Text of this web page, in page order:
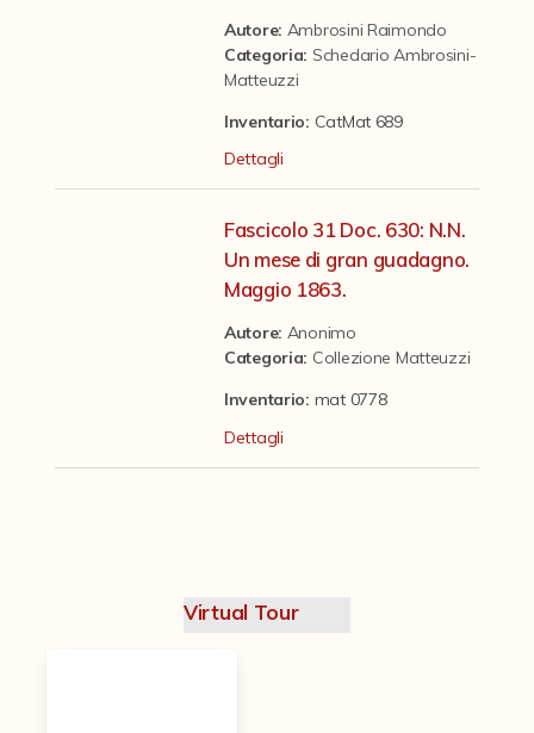
Il progetto Digital Humanities
Autore: Ambrosini Raimondo
Categoria: Schedario Ambrosini-
Matteuzzi
Inventario: CatMat 689
Dettagli
Fascicolo 31 Doc. 630: N.N.
Un mese di gran guadagno.
Maggio 1863.
Autore: Anonimo
Categoria: Collezione Matteuzzi
Inventario: mat 0778
Dettagli
Virtual Tour